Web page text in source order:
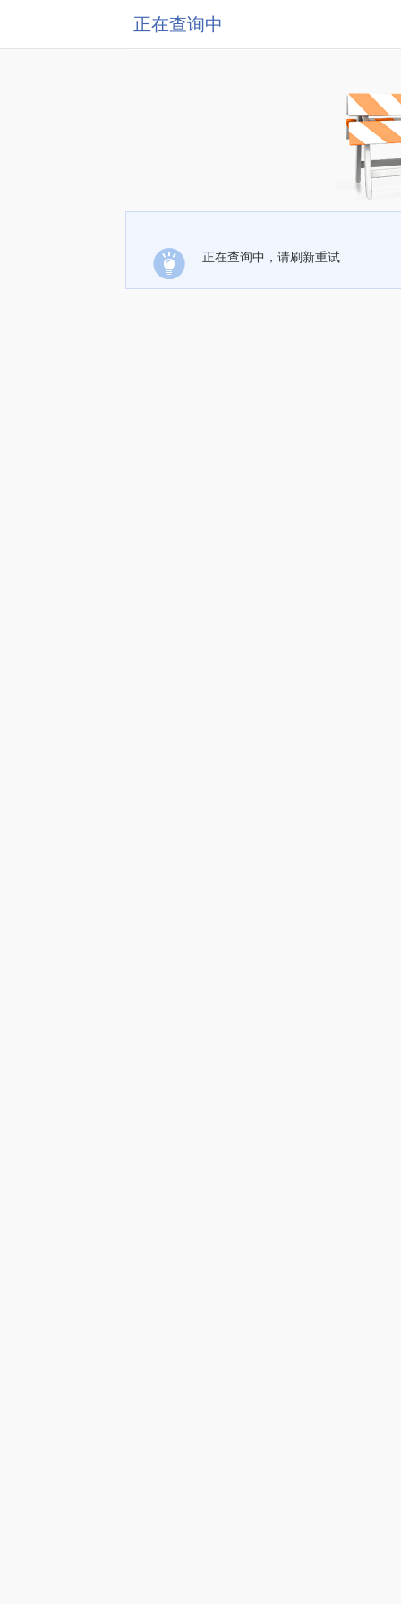
正在查询中
正在查询中，请刷新重试